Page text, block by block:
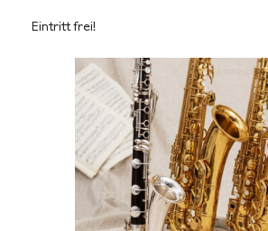
Eintritt frei!